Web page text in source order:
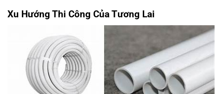
Xu Hướng Thi Công Của Tương Lai